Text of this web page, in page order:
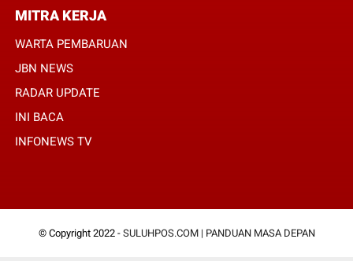
MITRA KERJA
WARTA PEMBARUAN
JBN NEWS
RADAR UPDATE
INI BACA
INFONEWS TV
© Copyright 2022 - SULUHPOS.COM | PANDUAN MASA DEPAN